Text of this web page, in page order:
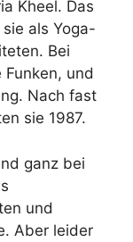
Kheel. Das
als Yoga-
Bei
und
Nach fast
sie 1987.
ganz bei
und
Aber leider